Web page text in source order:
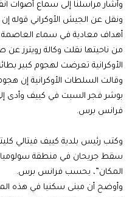
وأشار مراسلنا إلى سماع أصوات
ونقل عن الجيش الأوكراني قوله
أهداف معادية في سماء العاصمة
من ناحيتها نقلت وكالة رويترز
الأوكرانية تعرضت لهجوم كبير
وقالت السلطات الأوكرانية إن
بوشر فجر السبت في كييف وأدى
فرانس برس.
وكتب رئيس بلدية كييف فيتالي
سقط جريحان في منطقة
المكان”، بحسب فرانس برس.
وأوضح أن مبنى سكنيا في هذه